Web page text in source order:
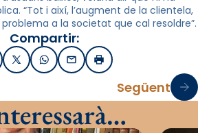
“Tot i així, l’augment de la clientela,
a la societat que cal resoldre”.
Compartir:
X / TwitterWhatsApp
EmailImprimir
Següent